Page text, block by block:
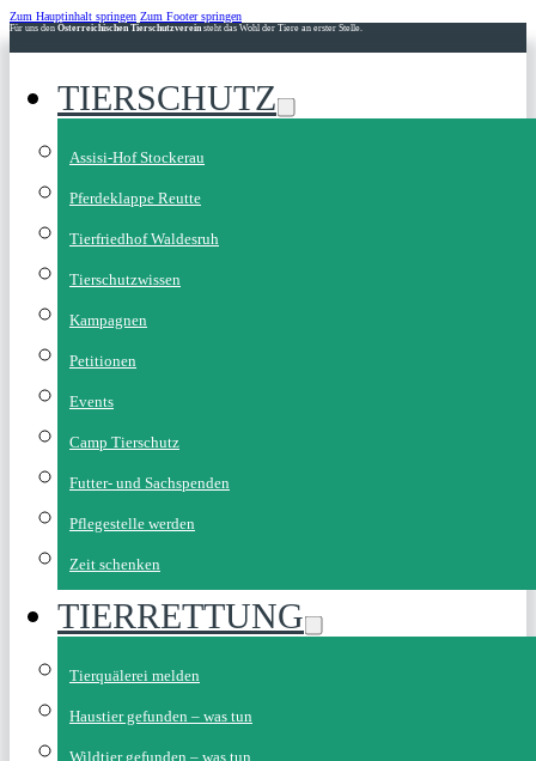
Zum Hauptinhalt springen Zum Footer springen
Für uns den Österreichischen Tierschutzvereinsteht das Wohl der Tiere an erster Stelle.
TIERSCHUTZ
Assisi-Hof Stockerau
Pferdeklappe Reutte
Tierfriedhof Waldesruh
Tierschutzwissen
Kampagnen
Petitionen
Events
Camp Tierschutz
Futter- und Sachspenden
Pflegestelle werden
Zeit schenken
TIERRETTUNG
Tierquälerei melden
Haustier gefunden – was tun
Wildtier gefunden – was tun